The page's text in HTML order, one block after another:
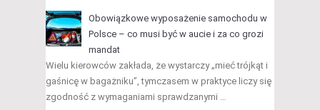
Obowiązkowe wyposażenie samochodu w
Polsce – co musi być w aucie i za co grozi
mandat
Wielu kierowców zakłada, że wystarczy „mieć trójkąt i
gaśnicę w bagażniku”, tymczasem w praktyce liczy się
zgodność z wymaganiami sprawdzanymi …